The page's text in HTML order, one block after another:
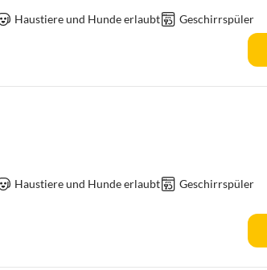
Haustiere und Hunde erlaubt Geschirrspüler
Haustiere und Hunde erlaubt Geschirrspüler